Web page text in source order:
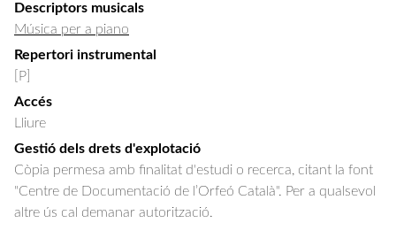
Descriptors musicals
Música per a piano
Repertori instrumental
[P]
Accés
Lliure
Gestió dels drets d'explotació
Còpia permesa amb finalitat d'estudi o recerca, citant la font
"Centre de Documentació de l’Orfeó Català". Per a qualsevol
altre ús cal demanar autorització.